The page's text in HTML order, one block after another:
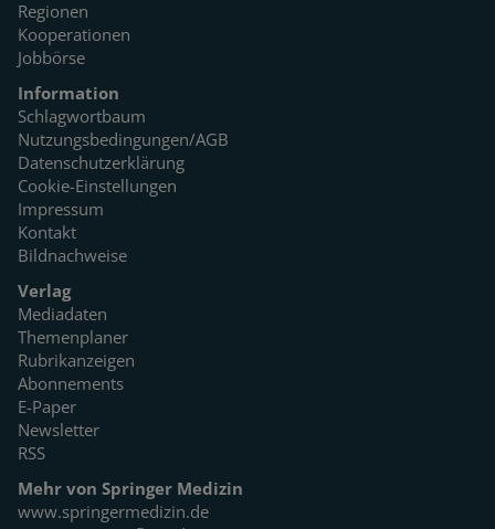
Regionen
Kooperationen
Jobbörse
Information
Schlagwortbaum
Nutzungsbedingungen/AGB
Datenschutzerklärung
Cookie-Einstellungen
Impressum
Kontakt
Bildnachweise
Verlag
Mediadaten
Themenplaner
Rubrikanzeigen
Abonnements
E-Paper
Newsletter
RSS
Mehr von Springer Medizin
www.springermedizin.de